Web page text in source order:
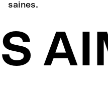
saines.